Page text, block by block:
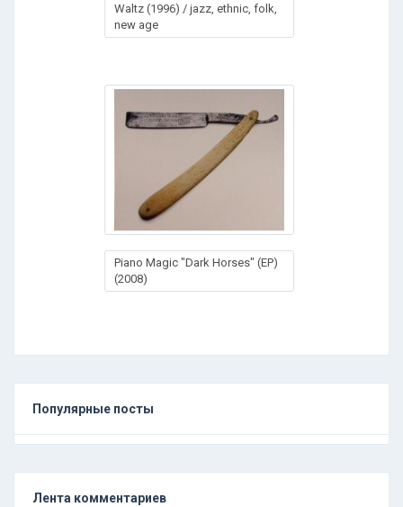
Waltz (1996) / jazz, ethnic, folk,
new age
Piano Magic "Dark Horses" (EP)
(2008)
Популярные посты
Лента комментариев